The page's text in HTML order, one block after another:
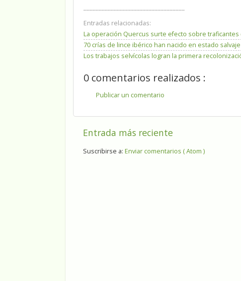
Entradas relacionadas:
La operación Quercus surte efecto sobre traficantes
70 crías de lince ibérico han nacido en estado
Los trabajos selvícolas logran la primera
0 comentarios realizados :
Publicar un comentario
Entrada más reciente
Suscribirse a: Enviar comentarios ( Atom )